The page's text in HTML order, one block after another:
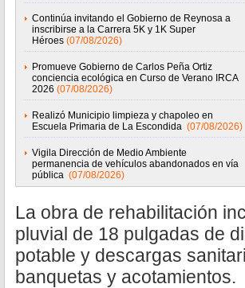
Continúa invitando el Gobierno de Reynosa a
inscribirse a la Carrera 5K y 1K Super
Héroes (07/08/2026)
Promueve Gobierno de Carlos Peña Ortiz
conciencia ecológica en Curso de Verano IRCA
2026 (07/08/2026)
Realizó Municipio limpieza y chapoleo en
Escuela Primaria de La Escondida (07/08/2026)
Vigila Dirección de Medio Ambiente
permanencia de vehículos abandonados en vía
pública (07/08/2026)
La obra de rehabilitación
pluvial de 18 pulgadas de
potable y descargas
banquetas y acotamientos.